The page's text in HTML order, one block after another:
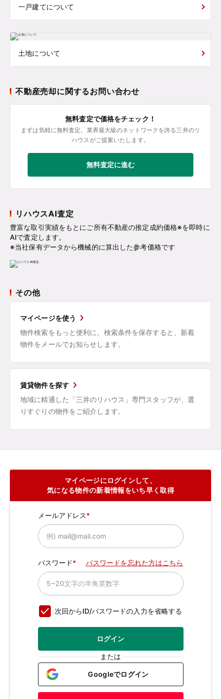
一戸建てについて
土地について
不動産売却に関するお問い合わせ
無料査定で価格をチェック！
まずは気軽に無料査定。業界最大級のネットワークを誇る三井のリ
ハウスがご提案いたします。
無料査定に進む
リハウスAI査定
豊富な取引実績をもとにご所有不動産の推定成約価格※を即時に
AIで査定します。
※当社保有データから機械的に算出した参考価格です
その他
マイページを使う
物件検索をもっと便利に。検索条件を保存すると、新着
物件をメールでお知らせします。
賃貸物件を探す
地域に精通した「三井のリハウス」専門スタッフが、選
りすぐりの物件をご紹介します。
マイページにログインして、
気になる物件の新着情報をいち早く取得
メールアドレス
パスワード パスワードを忘れた方はこちら
次回からID/パスワードの入力を省略する
ログイン
または
Googleでログイン